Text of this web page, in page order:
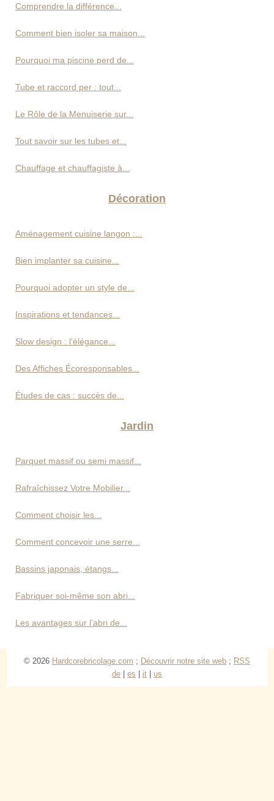
Comprendre la différence...
Comment bien isoler sa maison...
Pourquoi ma piscine perd de...
Tube et raccord per : tout...
Le Rôle de la Menuiserie sur...
Tout savoir sur les tubes et...
Chauffage et chauffagiste à...
Décoration
Aménagement cuisine langon :...
Bien implanter sa cuisine...
Pourquoi adopter un style de...
Inspirations et tendances...
Slow design : l'élégance...
Des Affiches Écoresponsables...
Études de cas : succès de...
Jardin
Parquet massif ou semi massif...
Rafraîchissez Votre Mobilier...
Comment choisir les...
Comment concevoir une serre...
Bassins japonais, étangs...
Fabriquer soi-même son abri...
Les avantages sur l’abri de...
© 2026 Hardcorebricolage.com ; Découvrir notre site web ; RSS
de | es | it | us